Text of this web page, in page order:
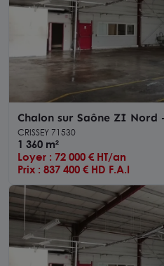
Chalon sur Saône ZI Nord
vendre
CRISSEY 71530
1 360 m²
Loyer : 72 000 € HT/an
Prix : 837 400 € HD F.A.I